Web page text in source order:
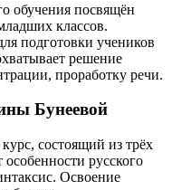
обучения посвящён
классов.
подготовки учеников
решение
проработку речи.
Бунеевой
состоящий из трёх
русского
Освоение